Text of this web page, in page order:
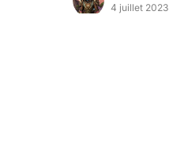
4 juillet 2023